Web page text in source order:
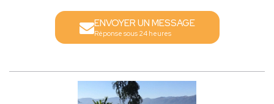
ENVOYER UN MESSAGE
Réponse sous 24 heures